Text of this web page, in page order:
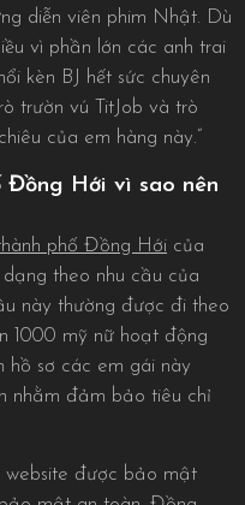
diễn viên phim Nhật. Dù
vì phần lớn các anh trai
kèn BJ hết sức chuyên
trườn vú TitJob và trò
của em hàng này.”
Đồng Hới vì sao nên
phố Đồng Hới của
theo nhu cầu của
này thường được đi theo
1000 mỹ nữ hoạt động
hồ sơ các em gái này
nhằm đảm bảo tiêu chỉ
website được bảo mật